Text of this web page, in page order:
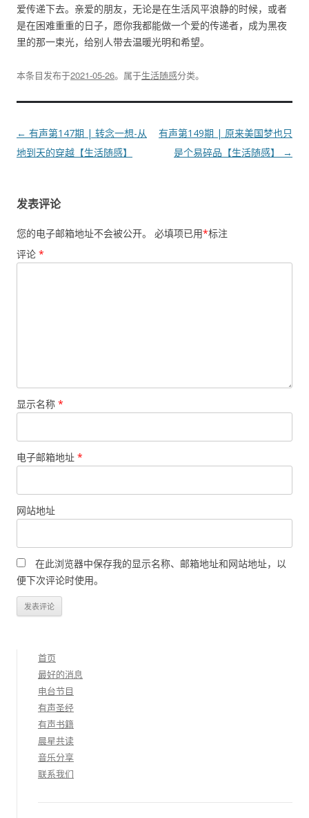
爱传递下去。亲爱的朋友，无论是在生活风平浪静的时候，或者
是在困难重重的日子，愿你我都能做一个爱的传递者，成为黑夜
里的那一束光，给别人带去温暖光明和希望。
本条目发布于2021-05-26。属于生活随感分类。
文
章
← 有声第147期 | 转念一想-从
地到天的穿越【生活随感】
有声第149期 | 原来美国梦也只
是个易碎品【生活随感】
→
发表评论
您的电子邮箱地址不会被公开。 必填项已用*标注
评论 *
显示名称 *
电子邮箱地址 *
网站地址
在此浏览器中保存我的显示名称、邮箱地址和网站地址，以
便下次评论时使用。
首页
最好的消息
电台节目
有声圣经
有声书籍
晨星共读
音乐分享
联系我们